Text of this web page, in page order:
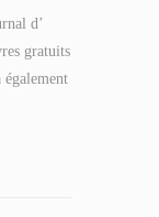
d’
gratuits